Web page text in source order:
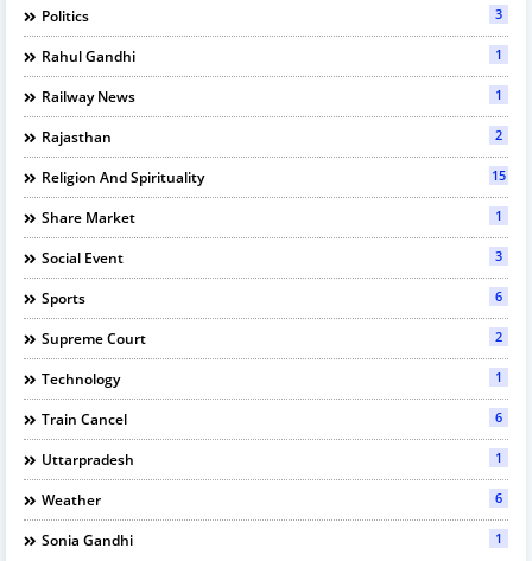
Politics 3
Rahul Gandhi 1
Railway News 1
Rajasthan 2
Religion And Spirituality 15
Share Market 1
Social Event 3
Sports 6
Supreme Court 2
Technology 1
Train Cancel 6
Uttarpradesh 1
Weather 6
Sonia Gandhi 1